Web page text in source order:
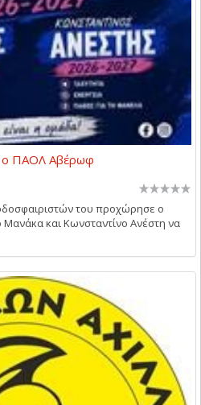
ο ΠΑΟΛ Αβέρωφ
του προχώρησε ο
και Κωνσταντίνο Ανέστη να